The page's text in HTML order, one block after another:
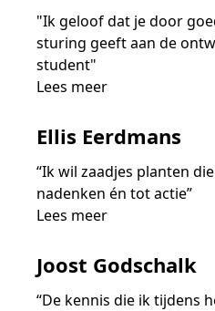
"Ik geloof dat je door
sturing geeft aan de
student"
Lees meer
Ellis Eerdmans
“Ik wil zaadjes planten
nadenken én tot actie”
Lees meer
Joost Godschalk
“De kennis die ik tijdens